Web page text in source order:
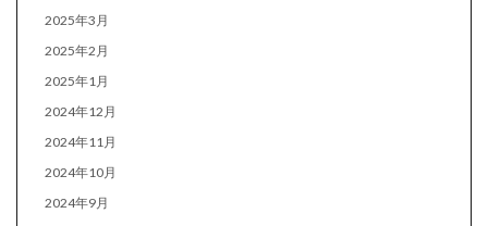
2025年3月
2025年2月
2025年1月
2024年12月
2024年11月
2024年10月
2024年9月